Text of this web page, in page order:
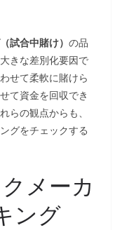
試合中賭け） の品
きな差別化要因で
せて柔軟に賭けら
て資金を回収でき
らの観点からも、
グをチェックする
メーカ
ング